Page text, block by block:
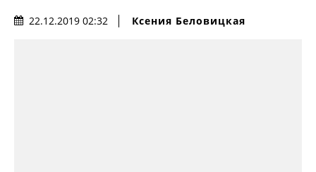
22.12.2019 02:32 Ксения Беловицкая